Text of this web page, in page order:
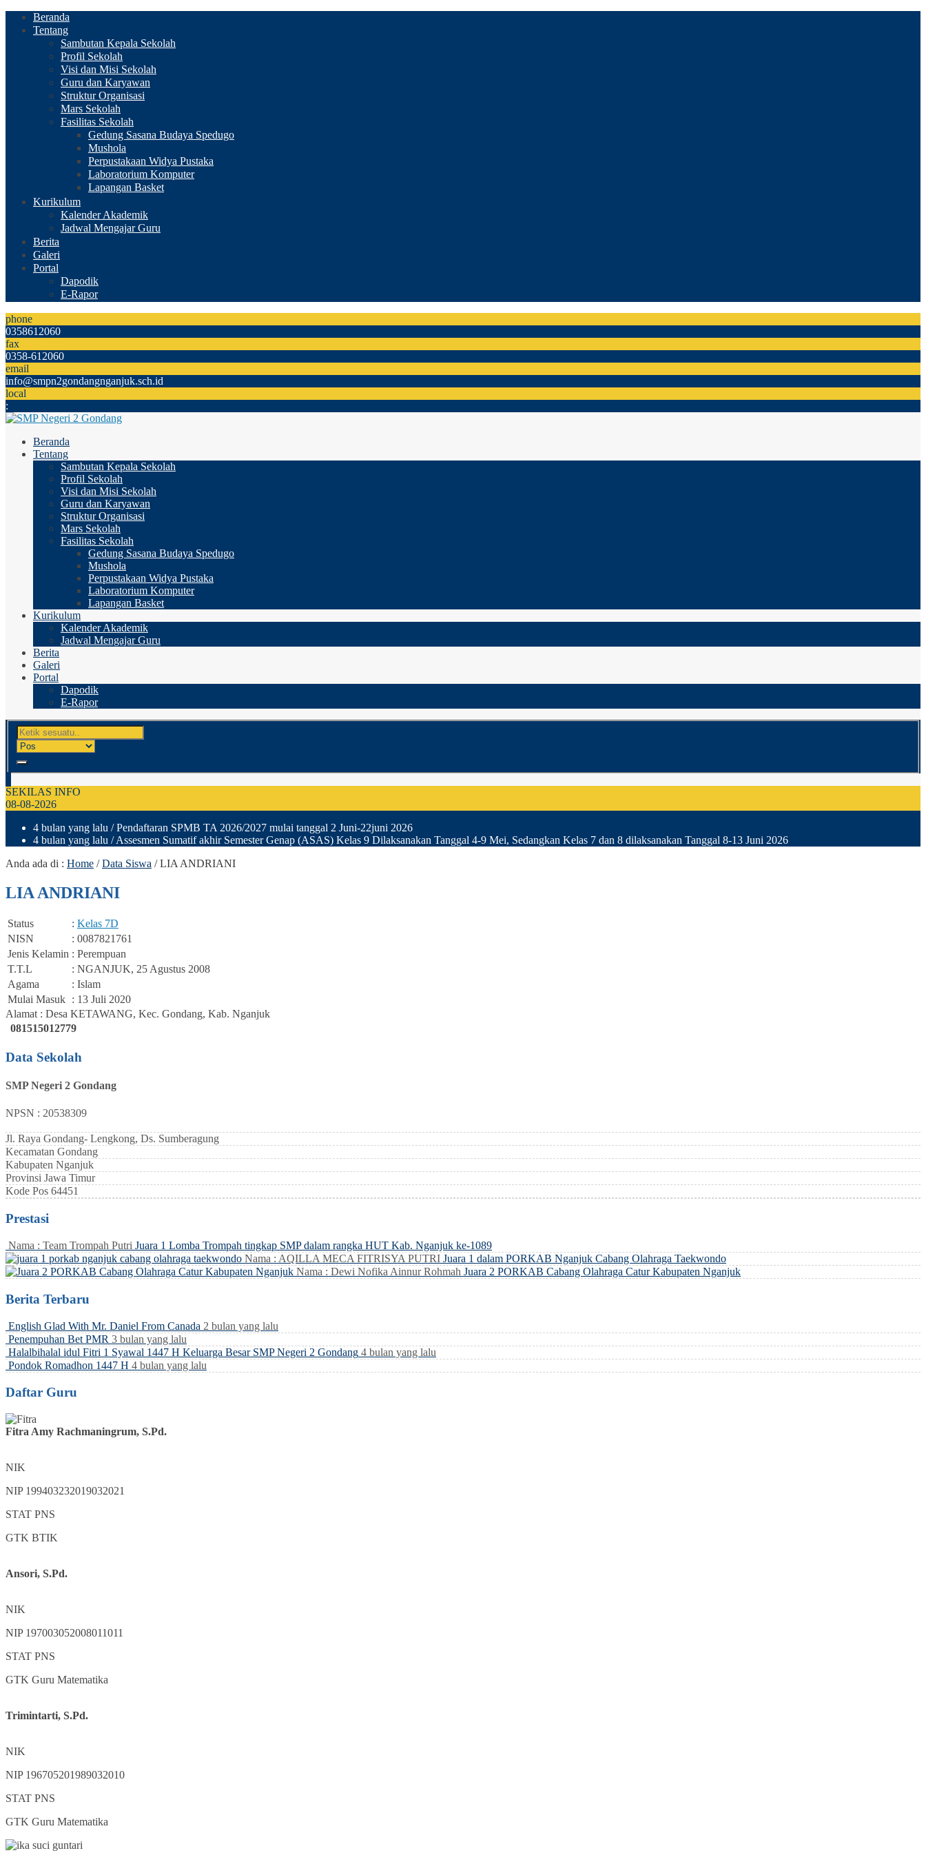
Beranda
Tentang
Sambutan Kepala Sekolah
Profil Sekolah
Visi dan Misi Sekolah
Guru dan Karyawan
Struktur Organisasi
Mars Sekolah
Fasilitas Sekolah
Gedung Sasana Budaya Spedugo
Mushola
Perpustakaan Widya Pustaka
Laboratorium Komputer
Lapangan Basket
Kurikulum
Kalender Akademik
Jadwal Mengajar Guru
Berita
Galeri
Portal
Dapodik
E-Rapor
phone
0358612060
fax
0358-612060
email
info@smpn2gondangnganjuk.sch.id
local
:
Beranda
Tentang
Sambutan Kepala Sekolah
Profil Sekolah
Visi dan Misi Sekolah
Guru dan Karyawan
Struktur Organisasi
Mars Sekolah
Fasilitas Sekolah
Gedung Sasana Budaya Spedugo
Mushola
Perpustakaan Widya Pustaka
Laboratorium Komputer
Lapangan Basket
Kurikulum
Kalender Akademik
Jadwal Mengajar Guru
Berita
Galeri
Portal
Dapodik
E-Rapor
SEKILAS INFO
08-08-2026
4 bulan yang lalu / Pendaftaran SPMB TA 2026/2027 mulai tanggal 2 Juni-22juni 2026
4 bulan yang lalu / Assesmen Sumatif akhir Semester Genap (ASAS) Kelas 9 Dilaksanakan Tanggal 4-9 Mei, Sedangkan Kelas 7 dan 8 dilaksanakan Tanggal 8-13 Juni 2026
Anda ada di : Home /Data Siswa /LIA ANDRIANI
LIA ANDRIANI
Status : Kelas 7D
NISN
: 0087821761
Jenis Kelamin : Perempuan
T.T.L
: NGANJUK, 25 Agustus 2008
Agama
: Islam
Mulai Masuk : 13 Juli 2020
Alamat : Desa KETAWANG, Kec. Gondang, Kab. Nganjuk
081515012779
Data Sekolah
SMP Negeri 2 Gondang
NPSN : 20538309
Jl. Raya Gondang- Lengkong, Ds. Sumberagung
Kecamatan Gondang
Kabupaten Nganjuk
Provinsi Jawa Timur
Kode Pos 64451
Prestasi
Nama : Team Trompah Putri Juara 1 Lomba Trompah tingkap SMP dalam rangka HUT Kab. Nganjuk ke-1089
Nama : AQILLA MECA FITRISYA PUTRI Juara 1 dalam PORKAB Nganjuk Cabang Olahraga Taekwondo
Nama : Dewi Nofika Ainnur Rohmah Juara 2 PORKAB Cabang Olahraga Catur Kabupaten Nganjuk
Berita Terbaru
English Glad With Mr. Daniel From Canada 2 bulan yang lalu
Penempuhan Bet PMR 3 bulan yang lalu
Halalbihalal idul Fitri 1 Syawal 1447 H Keluarga Besar SMP Negeri 2 Gondang 4 bulan yang lalu
Pondok Romadhon 1447 H 4 bulan yang lalu
Daftar Guru
Fitra Amy Rachmaningrum, S.Pd.
NIK
NIP 199403232019032021
STAT PNS
GTK BTIK
Ansori, S.Pd.
NIK
NIP 197003052008011011
STAT PNS
GTK Guru Matematika
Trimintarti, S.Pd.
NIK
NIP 196705201989032010
STAT PNS
GTK Guru Matematika